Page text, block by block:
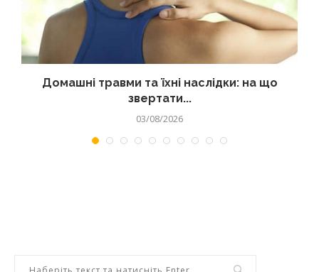
Домашні травми та їхні наслідки: на що
звертати...
03/08/2026